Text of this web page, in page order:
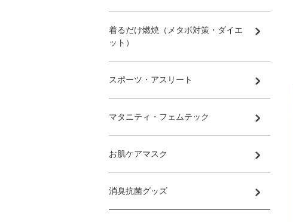
着るだけ燃焼（メタボ対策・ダイエ
ット）
スポーツ・アスリート
マタニティ・フェムテック
お肌ケアマスク
消臭抗菌グッズ